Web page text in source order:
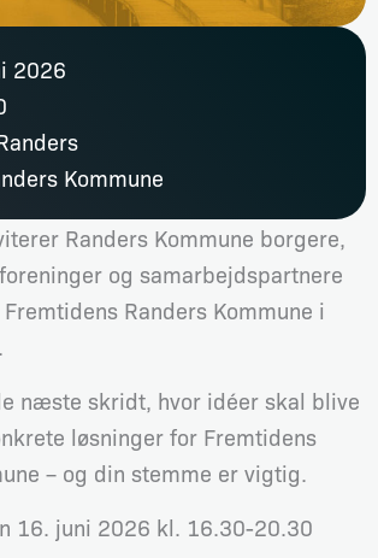
2026
Kommune
Randers Kommune borgere,
og samarbejdspartnere
Randers Kommune i
næste skridt, hvor idéer skal blive
løsninger for Fremtidens
– og din stemme er vigtig.
16. juni 2026 kl. 16.30-20.30